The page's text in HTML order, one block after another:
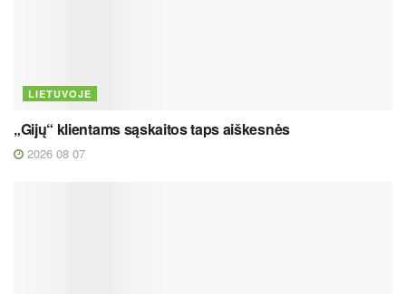
LIETUVOJE
„Gijų“ klientams sąskaitos taps aiškesnės
2026 08 07